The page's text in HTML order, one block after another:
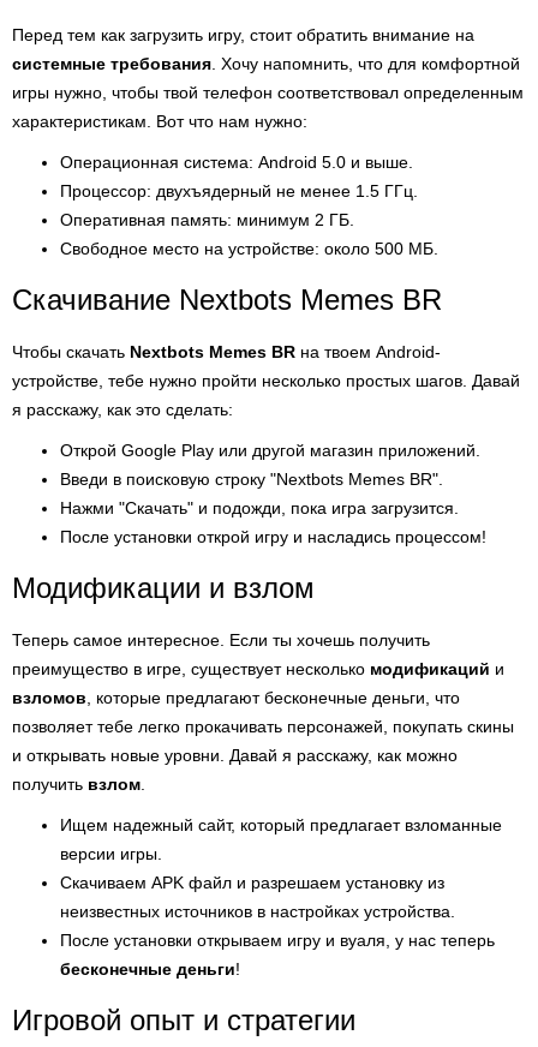
Перед тем как загрузить игру, стоит обратить внимание на
системные требования . Хочу напомнить, что для комфортной
игры нужно, чтобы твой телефон соответствовал определенным
характеристикам. Вот что нам нужно:
Операционная система: Android 5.0 и выше.
Процессор: двухъядерный не менее 1.5 ГГц.
Оперативная память: минимум 2 ГБ.
Свободное место на устройстве: около 500 МБ.
Скачивание Nextbots Memes BR
Чтобы скачать Nextbots Memes BR на твоем Android-
устройстве, тебе нужно пройти несколько простых шагов. Давай
я расскажу, как это сделать:
Открой Google Play или другой магазин приложений.
Введи в поисковую строку "Nextbots Memes BR".
Нажми "Скачать" и подожди, пока игра загрузится.
После установки открой игру и насладись процессом!
Модификации и взлом
Теперь самое интересное. Если ты хочешь получить
преимущество в игре, существует несколько модификаций и
взломов , которые предлагают бесконечные деньги, что
позволяет тебе легко прокачивать персонажей, покупать скины
и открывать новые уровни. Давай я расскажу, как можно
получить взлом
Ищем надежный сайт, который предлагает взломанные
версии игры.
Скачиваем APK файл и разрешаем установку из
неизвестных источников в настройках устройства.
После установки открываем игру и вуаля, у нас теперь
бесконечные деньги!
Игровой опыт и стратегии